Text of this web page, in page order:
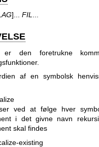
]... FIL
er den foretrukne
af en symbolsk
ved at følge hver
i det givne navn
skal findes
existing